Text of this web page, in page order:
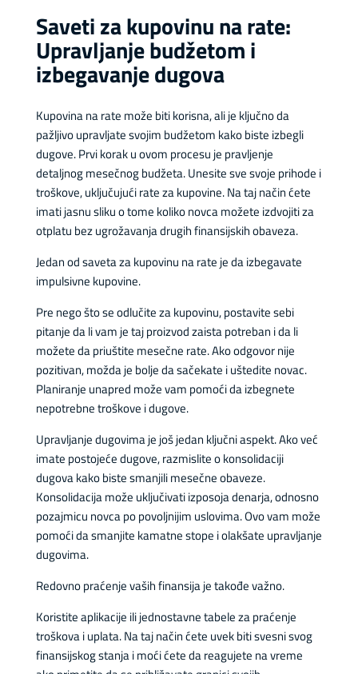
Saveti za kupovinu na rate:
Upravljanje budžetom i
izbegavanje dugova
Kupovina na rate može biti korisna, ali je ključno da
pažljivo upravljate svojim budžetom kako biste izbegli
dugove. Prvi korak u ovom procesu je pravljenje
detaljnog mesečnog budžeta. Unesite sve svoje prihode i
troškove, uključujući rate za kupovine. Na taj način ćete
imati jasnu sliku o tome koliko novca možete izdvojiti za
otplatu bez ugrožavanja drugih finansijskih obaveza.
Jedan od saveta za kupovinu na rate je da izbegavate
impulsivne kupovine.
Pre nego što se odlučite za kupovinu, postavite sebi
pitanje da li vam je taj proizvod zaista potreban i da li
možete da priuštite mesečne rate. Ako odgovor nije
pozitivan, možda je bolje da sačekate i uštedite novac.
Planiranje unapred može vam pomoći da izbegnete
nepotrebne troškove i dugove.
Upravljanje dugovima je još jedan ključni aspekt. Ako već
imate postojeće dugove, razmislite o konsolidaciji
dugova kako biste smanjili mesečne obaveze.
Konsolidacija može uključivati izposoja denarja, odnosno
pozajmicu novca po povoljnijim uslovima. Ovo vam može
pomoći da smanjite kamatne stope i olakšate upravljanje
dugovima.
Redovno praćenje vaših finansija je takođe važno.
Koristite aplikacije ili jednostavne tabele za praćenje
troškova i uplata. Na taj način ćete uvek biti svesni svog
finansijskog stanja i moći ćete da reagujete na vreme